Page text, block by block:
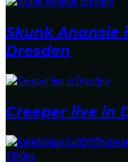
Skunk Anansie
Dresden
Creeper live in